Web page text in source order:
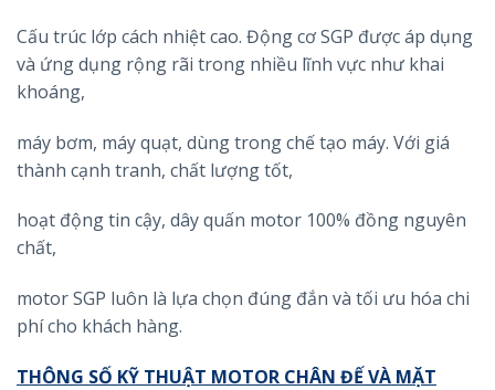
Cấu trúc lớp cách nhiệt cao. Động cơ SGP được áp dụng
và ứng dụng rộng rãi trong nhiều lĩnh vực như khai
khoáng,
máy bơm, máy quạt, dùng trong chế tạo máy. Với giá
thành cạnh tranh, chất lượng tốt,
hoạt động tin cậy, dây quấn motor 100% đồng nguyên
chất,
motor SGP luôn là lựa chọn đúng đắn và tối ưu hóa chi
phí cho khách hàng.
THÔNG SỐ KỸ THUẬT MOTOR CHÂN ĐẾ VÀ MẶT